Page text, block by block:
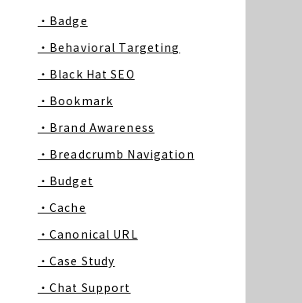
・Badge
・Behavioral Targeting
・Black Hat SEO
・Bookmark
・Brand Awareness
・Breadcrumb Navigation
・Budget
・Cache
・Canonical URL
・Case Study
・Chat Support